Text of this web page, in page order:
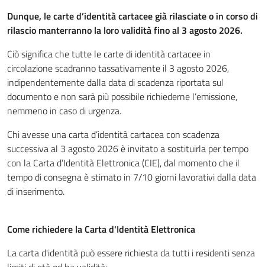
Dunque, le carte d’identità cartacee già rilasciate o in corso di
rilascio manterranno la loro validità fino al 3 agosto 2026.
Ciò significa che tutte le carte di identità cartacee in
circolazione scadranno tassativamente il 3 agosto 2026,
indipendentemente dalla data di scadenza riportata sul
documento e non sarà più possibile richiederne l’emissione,
nemmeno in caso di urgenza.
Chi avesse una carta d’identità cartacea con scadenza
successiva al 3 agosto 2026 è invitato a sostituirla per tempo
con la Carta d’Identità Elettronica (CIE), dal momento che il
tempo di consegna è stimato in 7/10 giorni lavorativi dalla data
di inserimento.
Come richiedere la Carta d'Identità Elettronica
La carta d'identità può essere richiesta da tutti i residenti senza